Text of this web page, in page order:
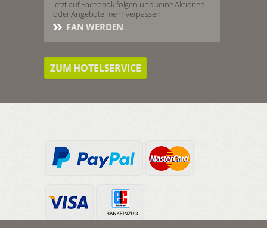
Jetzt auf Facebook folgen und keine Aktionen
oder Angebote mehr verpassen.
FAN WERDEN
ZUM HOTELSERVICE